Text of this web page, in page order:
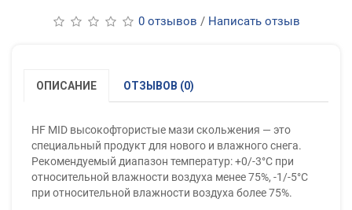
0 отзывов / Написать отзыв
ОПИСАНИЕ ОТЗЫВОВ (0)
HF MID высокофтористые мази скольжения — это
специальный продукт для нового и влажного снега.
Рекомендуемый диапазон температур: +0/-3°C при
относительной влажности воздуха менее 75%, -1/-5°C
при относительной влажности воздуха более 75%.